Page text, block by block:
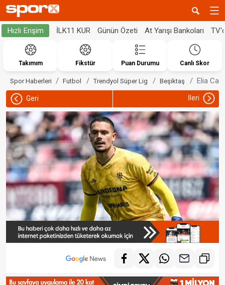
Hızlı Erişim İLK11 KUR Günün Özeti At Yarışı Bankoları
Takımım Fikstür Puan Durumu Canlı Skor
Spor Haberleri Futbol Trendyol Süper Lig Beşiktaş Elia
Geri İleri